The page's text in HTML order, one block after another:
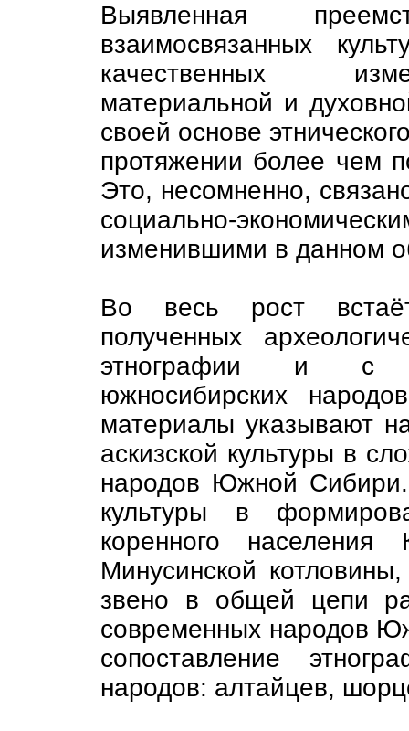
Выявленная
взаимосвязанных
качественных
материальной и
своей основе
протяжении более чем
Это, несомненно,
социально-
изменившими в данном
Во весь рост
полученных
этнографии и с
южносибирских
материалы указывают
аскизской культуры в
народов Южной
культуры в
коренного населения
Минусинской
звено в общей цепи
современных народов
сопоставление
народов: алтайцев,